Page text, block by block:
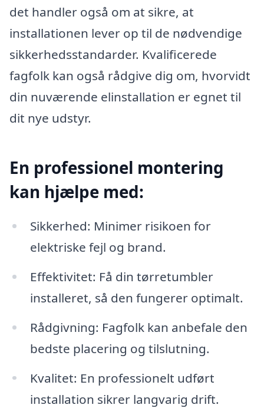
det handler også om at sikre, at
installationen lever op til de nødvendige
sikkerhedsstandarder. Kvalificerede
fagfolk kan også rådgive dig om, hvorvidt
din nuværende elinstallation er egnet til
dit nye udstyr.
En professionel montering
kan hjælpe med:
Sikkerhed: Minimer risikoen for
elektriske fejl og brand.
Effektivitet: Få din tørretumbler
installeret, så den fungerer optimalt.
Rådgivning: Fagfolk kan anbefale den
bedste placering og tilslutning.
Kvalitet: En professionelt udført
installation sikrer langvarig drift.